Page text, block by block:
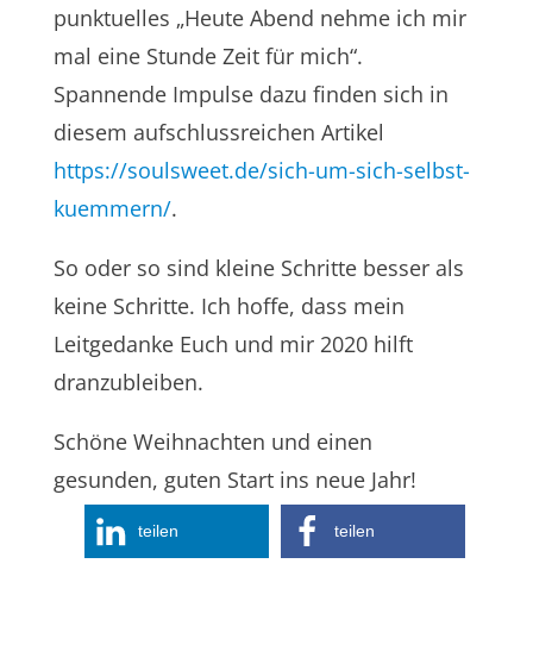
punktuelles „Heute Abend nehme ich mir
mal eine Stunde Zeit für mich“.
Spannende Impulse dazu finden sich in
diesem aufschlussreichen Artikel
https://soulsweet.de/sich-um-sich-selbst-
kuemmern/.
So oder so sind kleine Schritte besser als
keine Schritte. Ich hoffe, dass mein
Leitgedanke Euch und mir 2020 hilft
dranzubleiben.
Schöne Weihnachten und einen
gesunden, guten Start ins neue Jahr!
teilen teilen